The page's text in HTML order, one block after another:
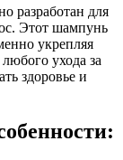
разработан для
Этот шампунь
укрепляя
ухода за
здоровье и